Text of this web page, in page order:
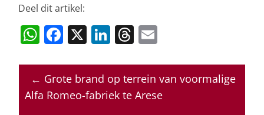
Deel dit artikel:
W
at
s
F
c
e
X Li
k
e
T
re
a
ai
l
← Grote brand op terrein van voormalige
Alfa Romeo-fabriek te Arese